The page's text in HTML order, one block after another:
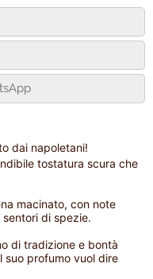
dai napoletani!
tostatura scura che
macinato, con note
di spezie.
di tradizione e bontà
suo profumo vuol dire